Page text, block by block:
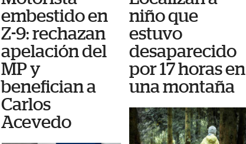
embestido en
Z-9: rechazan
apelación del
MP y
benefician a
Carlos
Acevedo
niño que
estuvo
desaparecido
por 17 horas en
una montaña